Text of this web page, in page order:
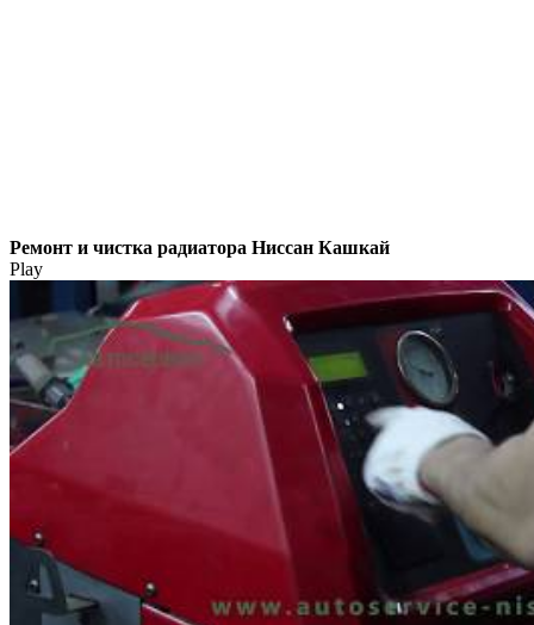
Ремонт и чистка радиатора Ниссан Кашкай
Play